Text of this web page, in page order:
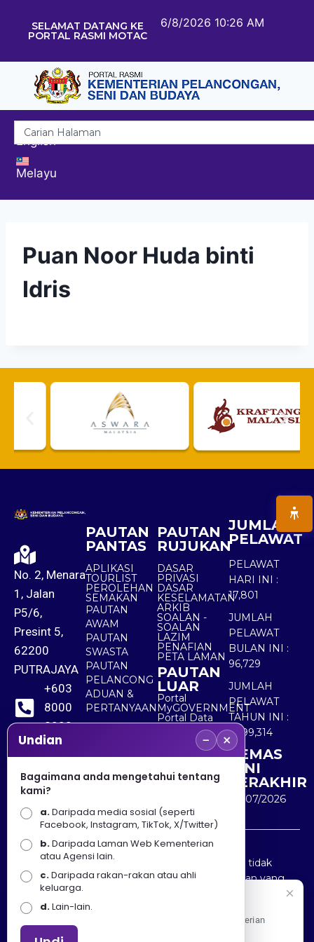
SELAMAT DATANG KE
PORTAL RASMI MOTAC
6/8/2026 10:26 AM
English
Melayu
Puan Noor Huda binti
Idris
No. 2, Menara
1, Jalan
P5/6,
Presint 5,
62200
PUTRAJAYA
+603
8000
8000
+603
8891
7100
PAUTAN
PANTAS
APLIKASI
TOURLIST
PEROLEHAN
SEMAKAN
PAUTAN
AWAM
PAUTAN
SWASTA
PAUTAN
PELANCONG
ADUAN &
PERTANYAAN
PAUTAN
RUJUKAN
DASAR
PRIVASI
DASAR
KESELAMATAN
ARKIB
SOALAN -
SOALAN
LAZIM
PENAFIAN
PETA LAMAN
PAUTAN
LUAR
Portal
MyGOVERNMENT
Portal Data
Terbuka
Sektor Awam
JUMLAH
PELAWAT
PELAWAT
HARI INI :
17,801
JUMLAH
PELAWAT
BULAN INI :
96,729
JUMLAH
PELAWAT
TAHUN INI :
5,499,314
KEMAS
KINI
TERAKHIR
30/07/2026
Penafian : Kerajaan Malaysia dan Kementerian
Pelancongan Seni dan Budaya (MOTAC) adalah tidak
bertanggungjawab atas kehilangan atau kerugian yang
disebabkan oleh penggunaan mana-mana maklumat
yang diperolehi dari portal ini.
Undian − ×
Bagaimana anda mengetahui tentang
kami?
a.Daripada media sosial (seperti
Facebook, Instagram, TikTok, X/Twitter)
b.Daripada Laman Web Kementerian
atau Agensi lain.
c.Daripada rakan-rakan atau ahli
keluarga.
d.Lain-lain.
Apa Khabar! Selamat datang ke Portal Rasmi Kementerian
Pelancongan, Seni dan Budaya